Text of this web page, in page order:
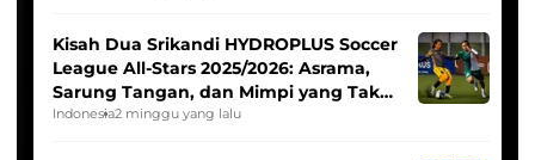
Kisah Dua Srikandi HYDROPLUS Soccer
League All-Stars 2025/2026: Asrama,
Sarung Tangan, dan Mimpi yang Tak
Pernah Padam
Indonesia2 minggu yang lalu